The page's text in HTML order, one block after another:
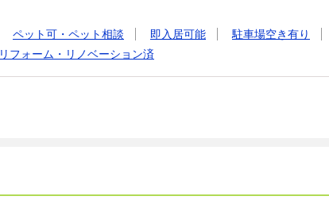
ペット可・ペット相談 即入居可能
駐車場空き有り
リフォーム・リノベーション済